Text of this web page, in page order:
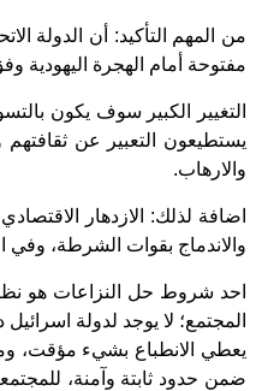
من المهم التأكيد: أن الدولة
مفتوحة أمام الهجرة اليهودية
التغيير الكبير سوف يكون
يستطيعون التعبير عن
والارهاب.
اضافة لذلك: الازدهار
والاندماج بقوات الشرطة، وفي
احد شروط حل النزاعات هو
المجتمع؛ لا يوجد لدولة
يعطي الانطباع بشيء مؤقت،
ضمن حدود ثابتة وآمنة،